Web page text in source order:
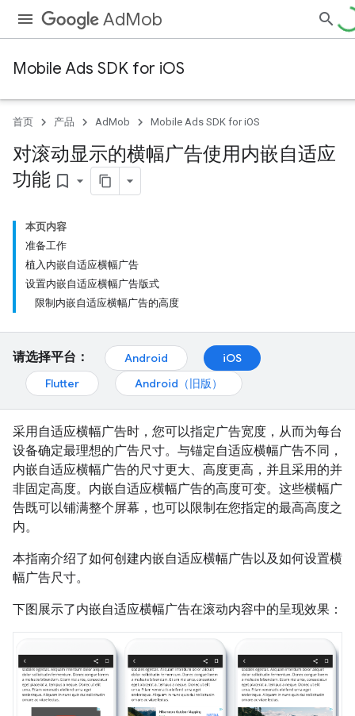
AdMob
Mobile Ads SDK for iOS
首页 产品 AdMob Mobile Ads SDK for iOS
对滚动显示的横幅广告使用内嵌自适应
功能 bookmark_border
本页内容
准备工作
植入内嵌自适应横幅广告
设置内嵌自适应横幅广告版式
限制内嵌自适应横幅广告的高度
请选择平台： Android
iOS
Flutter
Android（旧版）
采用自适应横幅广告时，您可以指定广告宽度，从而为每台
设备确定最理想的广告尺寸。与锚定自适应横幅广告不同，
内嵌自适应横幅广告的尺寸更大、高度更高，并且采用的并
非固定高度。内嵌自适应横幅广告的高度可变。这些横幅广
告既可以铺满整个屏幕，也可以限制在您指定的最高高度之
内。
本指南介绍了如何创建内嵌自适应横幅广告以及如何设置横
幅广告尺寸。
下图展示了内嵌自适应横幅广告在滚动内容中的呈现效果：